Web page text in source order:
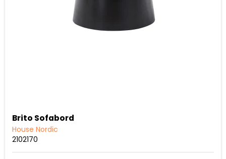
Brito Sofabord
House Nordic
2102170